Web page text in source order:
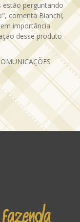
estão perguntando
comenta Bianchi,
importância
desse produto